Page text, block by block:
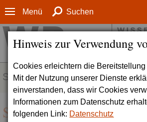
Hinweis zur Verwendung
Cookies erleichtern die
Mit der Nutzung unserer Dienste
einverstanden, dass wir Cookies
Informationen zum Datenschutz
folgenden Link: Datenschutz
Menü Suchen
SERVICE
Seite empfehlen